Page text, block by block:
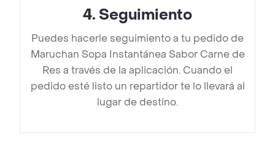
4. Seguimiento
Puedes hacerle seguimiento a tu pedido de
Maruchan Sopa Instantánea Sabor Carne de
Res a través de la aplicación. Cuando el
pedido esté listo un repartidor te lo llevará al
lugar de destino.